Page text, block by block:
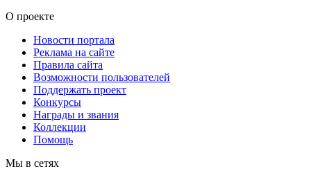
О проекте
Новости портала
Реклама на сайте
Правила сайта
Возможности пользователей
Поддержать проект
Конкурсы
Награды и звания
Коллекции
Помощь
Мы в сетях